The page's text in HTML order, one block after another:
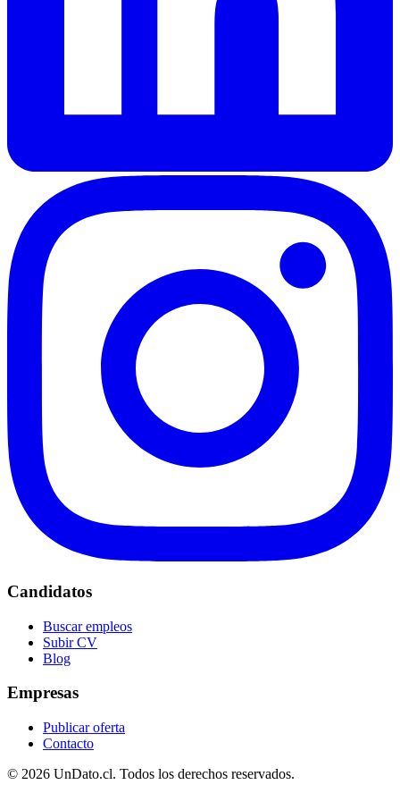
Candidatos
Buscar empleos
Subir CV
Blog
Empresas
Publicar oferta
Contacto
© 2026 UnDato.cl. Todos los derechos reservados.